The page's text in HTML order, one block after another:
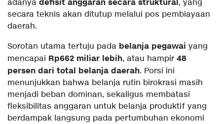
adanya defisit anggaran secara struktural, yang
secara teknis akan ditutup melalui pos pembiayaan
daerah.
Sorotan utama tertuju pada belanja pegawai yang
mencapai Rp662 miliar lebih, atau hampir 48
persen dari total belanja daerah. Porsi ini
menunjukkan bahwa belanja rutin birokrasi masih
menjadi beban dominan, sekaligus membatasi
fleksibilitas anggaran untuk belanja produktif yang
berdampak langsung pada pertumbuhan ekonomi